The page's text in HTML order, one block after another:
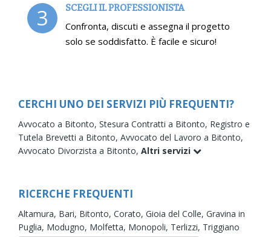
3 SCEGLI IL PROFESSIONISTA
Confronta, discuti e assegna il progetto
solo se soddisfatto. È facile e sicuro!
CERCHI UNO DEI SERVIZI PIÙ FREQUENTI?
Avvocato a Bitonto, Stesura Contratti a Bitonto, Registro e
Tutela Brevetti a Bitonto, Avvocato del Lavoro a Bitonto,
Avvocato Divorzista a Bitonto, Altri servizi
RICERCHE FREQUENTI
Altamura, Bari, Bitonto, Corato, Gioia del Colle, Gravina in
Puglia, Modugno, Molfetta, Monopoli, Terlizzi, Triggiano